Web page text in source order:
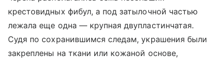
крестовидных фибул, а под затылочной частью
лежала еще одна — крупная двупластинчатая.
Судя по сохранившимся следам, украшения были
закреплены на ткани или кожаной основе,